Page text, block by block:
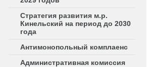
Стратегия развития м.р.
Кинельский на период до 2030
года
Антимонопольный комплаенс
Административная комиссия